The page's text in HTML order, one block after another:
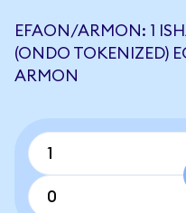
EFAON/ARMON: 1
(ONDO TOKENIZED)
ARMON